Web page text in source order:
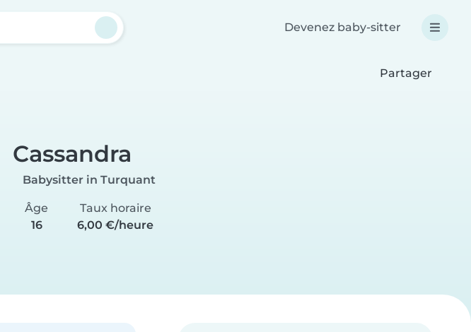
Devenez baby-sitter
Partager
Cassandra
Babysitter in Turquant
Âge
16
Taux horaire
6,00 €/heure